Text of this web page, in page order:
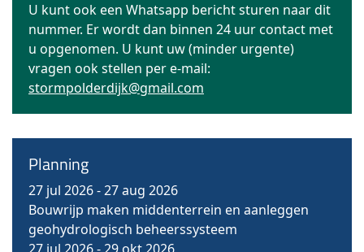
U kunt ook een Whatsapp bericht sturen naar dit
nummer. Er wordt dan binnen 24 uur contact met
u opgenomen. U kunt uw (minder urgente)
vragen ook stellen per e-mail:
stormpolderdijk@gmail.com
Planning
27 jul 2026-27 aug 2026
Bouwrijp maken middenterrein en aanleggen
geohydrologisch beheerssysteem